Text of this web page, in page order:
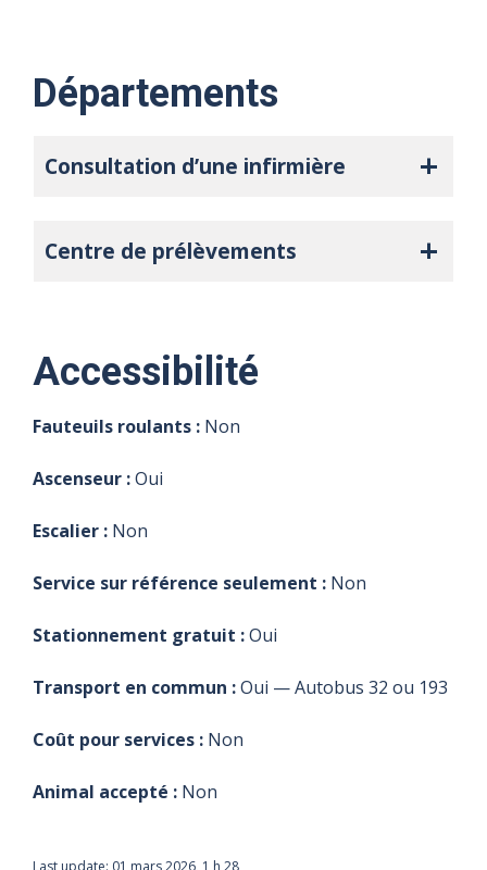
Départements
Consultation d’une infirmière
Centre de prélèvements
Accessibilité
Fauteuils roulants : Non
Ascenseur :Oui
Escalier : Non
Service sur référence seulement : Non
Stationnement gratuit :Oui
Transport en commun :Oui — Autobus 32 ou 193
Coût pour services : Non
Animal accepté : Non
Last update: 01 mars 2026, 1 h 28